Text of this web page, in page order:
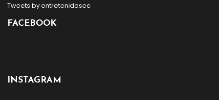
Tweets by entretenidosec
FACEBOOK
INSTAGRAM